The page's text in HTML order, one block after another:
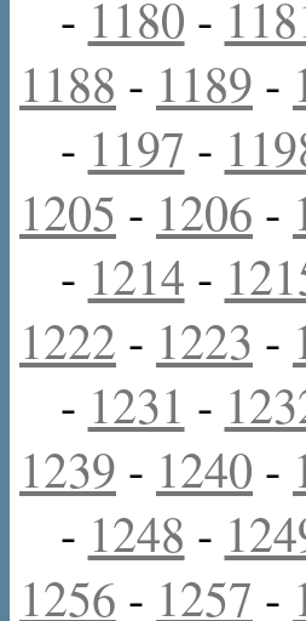
- 1180 -
1188 - 1189 -
- 1197 -
1205 - 1206 -
- 1214 -
1222 - 1223 -
- 1231 -
1239 - 1240 -
- 1248 -
1256 - 1257 -